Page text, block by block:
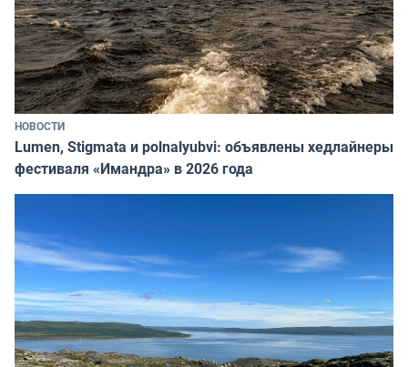
НОВОСТИ
Lumen, Stigmata и polnalyubvi: объявлены хедлайнеры
фестиваля «Имандра» в 2026 года